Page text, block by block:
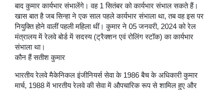
बाद कुमार कार्यभार संभालेंगे। वह 1 सितंबर को कार्यभार संभाल सकते हैं।
खास बात है जब सिन्हा ने एक साल पहले कार्यभार संभाला था, तब वह इस पर
नियुक्ति होने वालीं पहली महिला थीं। कुमार ने 05 जनवरी, 2024 को रेल
मंत्रालय में रेलवे बोर्ड में सदस्य (ट्रैक्शन एवं रोलिंग स्टॉक) का कार्यभार
संभाला था।
कौन हैं सतीश कुमार
भारतीय रेलवे मैकेनिकल इंजीनियर्स सेवा के 1986 बैच के अधिकारी कुमार
मार्च, 1988 में भारतीय रेलवे की सेवा में औपचारिक रूप से शामिल हुए और